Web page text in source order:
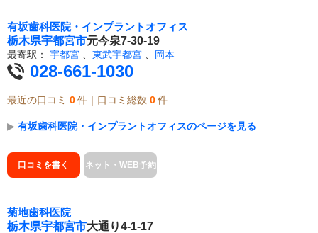
有坂歯科医院・インプラントオフィス
栃木県宇都宮市元今泉7-30-19
最寄駅： 宇都宮 東武宇都宮 岡本
028-661-1030
最近の口コミ 0 件｜口コミ総数 0 件
▶ 有坂歯科医院・インプラントオフィスのページを見る
口コミを書く ネット・WEB予約
菊地歯科医院
栃木県宇都宮市大通り4-1-17